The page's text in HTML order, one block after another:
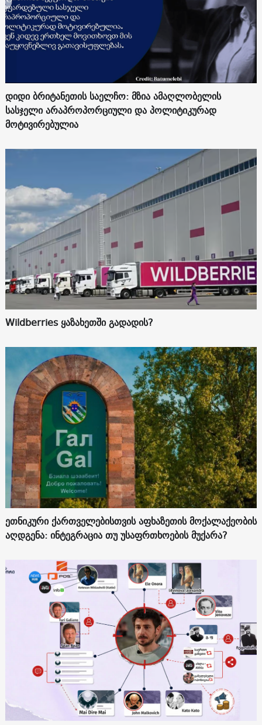
დიდი ბრიტანეთის საელჩო: მზია ამაღლობელის
სასჯელი არაპროპორციული და პოლიტიკურად
მოტივირებულია
Wildberries ყაზახეთში გადადის?
ეთნიკური ქართველებისთვის აფხაზეთის მოქალაქეობის
აღდგენა: ინტეგრაცია თუ უსაფრთხოების მუქარა?